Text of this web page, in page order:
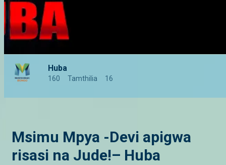
Huba
160 Tamthilia 16
Msimu Mpya -Devi apigwa
risasi na Jude!– Huba